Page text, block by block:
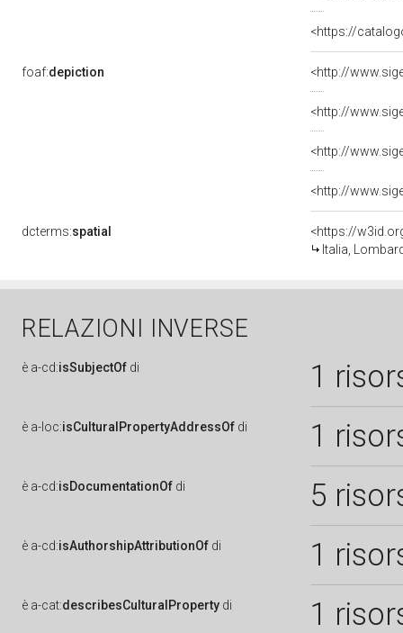
<https://
foaf:depiction
dcterms:spatial
<https://
Italia,
RELAZIONI INVERSE
è a-cd:isSubjectOf di 1
è a-loc:isCulturalPropertyAddressOf di 1
è a-cd:isDocumentationOf di 5
è a-cd:isAuthorshipAttributionOf di 1
è a-cat:describesCulturalProperty di 1